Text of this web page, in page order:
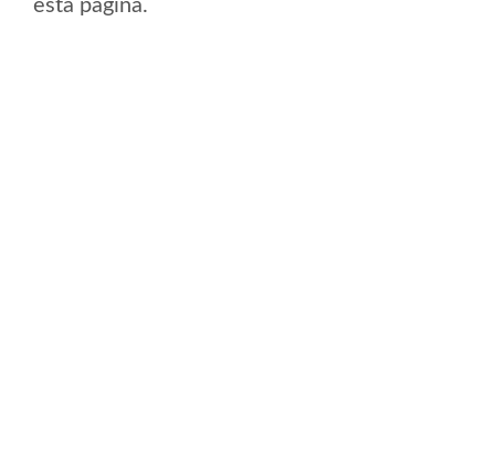
esta pagina.